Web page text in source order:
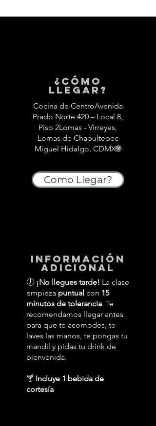
¿Cómo
llegar?
Cocina de CentroAvenida
Prado Norte 420 – Local 8,
Piso 2Lomas - Virreyes,
Lomas de Chapultepec
Miguel Hidalgo, CDMX🌐
Como Llegar?
información
adicional
🕖 ¡No llegues tarde! La clase
empieza puntual con 15
minutos de tolerancia. Te
recomendamos llegar antes
para que te acomodes, te
laves las manos, te pongas tu
mandil y pidas tu drink de
bienvenida.
🍸 Incluye 1 bebida de
cortesía